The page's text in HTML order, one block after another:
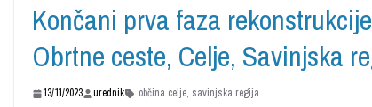
Končani prva faza
Obrtne ceste, Celje, Savinjska
13/11/2023 urednik občina celje, savinjska regija